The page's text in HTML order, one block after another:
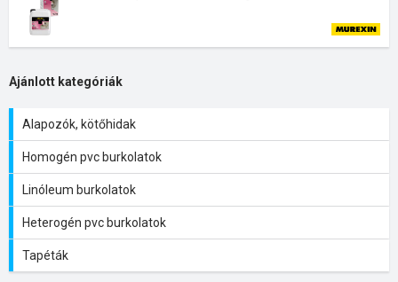
Ajánlott kategóriák
Alapozók, kötőhidak
Homogén pvc burkolatok
Linóleum burkolatok
Heterogén pvc burkolatok
Tapéták